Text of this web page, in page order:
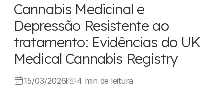
Cannabis Medicinal e
Depressão Resistente ao
tratamento: Evidências do UK
Medical Cannabis Registry
15/03/2026 4 min de leitura